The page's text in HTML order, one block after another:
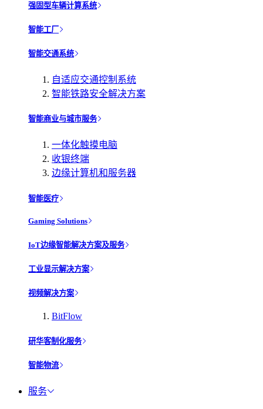
强固型车辆计算系统
智能工厂
智能交通系统
自适应交通控制系统
智能铁路安全解决方案
智能商业与城市服务
一体化触摸电脑
收银终端
边缘计算机和服务器
智能医疗
Gaming Solutions
IoT边缘智能解决方案及服务
工业显示解决方案
视频解决方案
BitFlow
研华客制化服务
智能物流
服务